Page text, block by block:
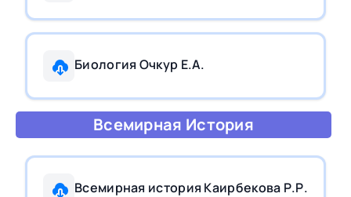
Биология Очкур Е.А.
Всемирная История
Всемирная история Каирбекова Р.Р.